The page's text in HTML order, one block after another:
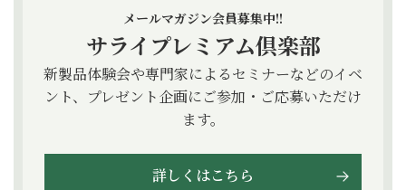
メールマガジン会員募集中!!
サライプレミアム倶楽部
新製品体験会や専門家によるセミナーなどのイベ
ント、プレゼント企画にご参加・ご応募いただけ
ます。
詳しくはこちら